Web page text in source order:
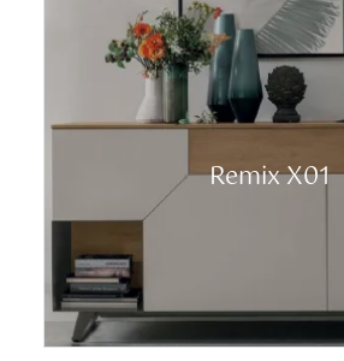
Remix X01